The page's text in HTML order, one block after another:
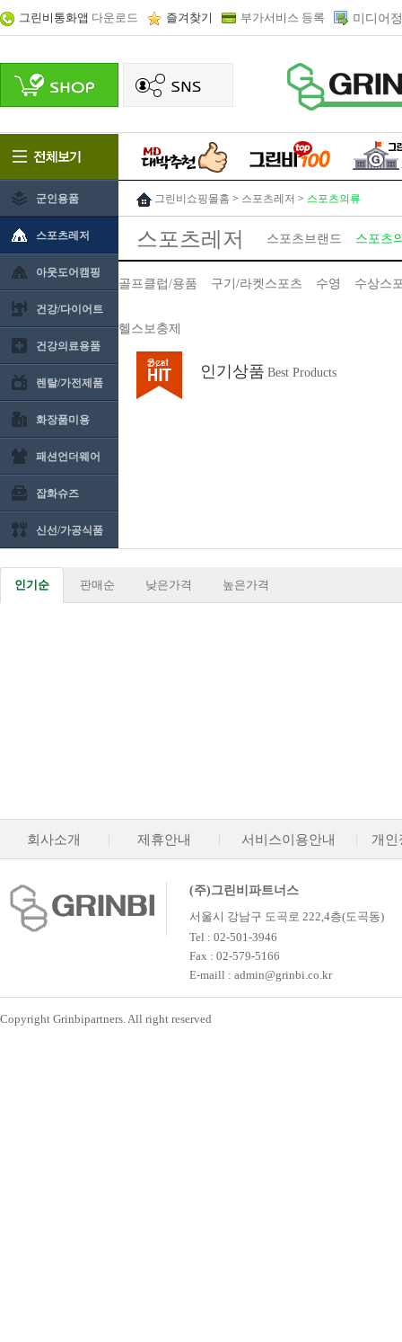
그린비통화앱 다운로드 즐겨찾기 부가서비스 등록 미디어
군인용품
스포츠레저
아웃도어캠핑
건강/다이어트
건강의료용품
렌탈/가전제품
화장품미용
패션언더웨어
잡화슈즈
신선/가공식품
그린비쇼핑몰홈 > 스포츠레저 > 스포츠의류
스포츠레저 스포츠브랜드 스포츠
골프클럽/용품 구기/라켓스포츠 수영 수상스
헬스보충제
인기상품 Best Products
인기순 판매순 낮은가격 높은가격
회사소개 제휴안내 서비스이용안내 개인
(주)그린비파트너스
서울시 강남구 도곡로 222,4층(도곡동)
Tel : 02-501-3946
Fax : 02-579-5166
E-maill : admin@grinbi.co.kr
Copyright Grinbipartners. All right reserved